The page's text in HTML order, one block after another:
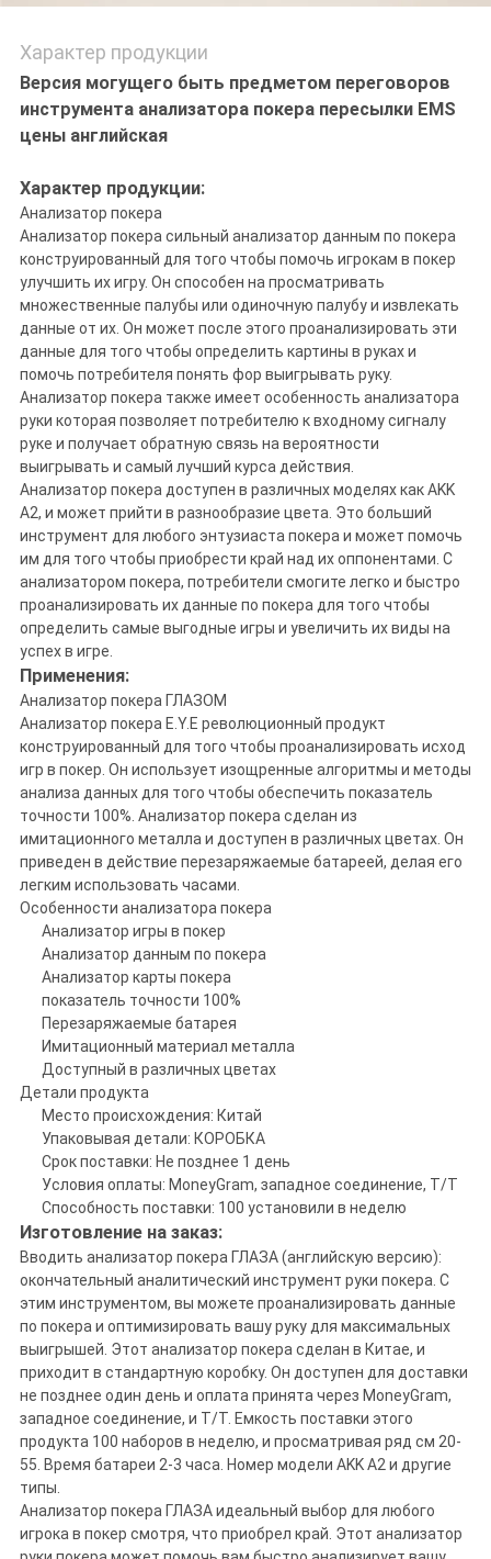
Характер продукции
Версия могущего быть предметом переговоров
инструмента анализатора покера пересылки EMS
цены английская
Характер продукции:
Анализатор покера
Анализатор покера сильный анализатор данным по покера
конструированный для того чтобы помочь игрокам в покер
улучшить их игру. Он способен на просматривать
множественные палубы или одиночную палубу и извлекать
данные от их. Он может после этого проанализировать эти
данные для того чтобы определить картины в руках и
помочь потребителя понять фор выигрывать руку.
Анализатор покера также имеет особенность анализатора
руки которая позволяет потребителю к входному сигналу
руке и получает обратную связь на вероятности
выигрывать и самый лучший курса действия.
Анализатор покера доступен в различных моделях как AKK
A2, и может прийти в разнообразие цвета. Это больший
инструмент для любого энтузиаста покера и может помочь
им для того чтобы приобрести край над их оппонентами. С
анализатором покера, потребители смогите легко и быстро
проанализировать их данные по покера для того чтобы
определить самые выгодные игры и увеличить их виды на
успех в игре.
Применения:
Анализатор покера ГЛАЗОМ
Анализатор покера E.Y.E революционный продукт
конструированный для того чтобы проанализировать исход
игр в покер. Он использует изощренные алгоритмы и методы
анализа данных для того чтобы обеспечить показатель
точности 100%. Анализатор покера сделан из
имитационного металла и доступен в различных цветах. Он
приведен в действие перезаряжаемые батареей, делая его
легким использовать часами.
Особенности анализатора покера
Анализатор игры в покер
Анализатор данным по покера
Анализатор карты покера
показатель точности 100%
Перезаряжаемые батарея
Имитационный материал металла
Доступный в различных цветах
Детали продукта
Место происхождения: Китай
Упаковывая детали: КОРОБКА
Срок поставки: Не позднее 1 день
Условия оплаты: MoneyGram, западное соединение, T/T
Способность поставки: 100 установили в неделю
Изготовление на заказ:
Вводить анализатор покера ГЛАЗА (английскую версию):
окончательный аналитический инструмент руки покера. С
этим инструментом, вы можете проанализировать данные
по покера и оптимизировать вашу руку для максимальных
выигрышей. Этот анализатор покера сделан в Китае, и
приходит в стандартную коробку. Он доступен для доставки
не позднее один день и оплата принята через MoneyGram,
западное соединение, и T/T. Емкость поставки этого
продукта 100 наборов в неделю, и просматривая ряд см 20-
55. Время батареи 2-3 часа. Номер модели AKK A2 и другие
типы.
Анализатор покера ГЛАЗА идеальный выбор для любого
игрока в покер смотря, что приобрел край. Этот анализатор